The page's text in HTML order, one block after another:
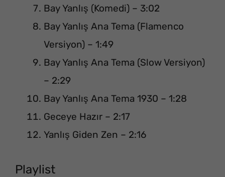
Bay Yanlış (Komedi) – 3:02
Bay Yanlış Ana Tema (Flamenco
Versiyon) – 1:49
Bay Yanlış Ana Tema (Slow Versiyon)
– 2:29
Bay Yanlış Ana Tema 1930 – 1:28
Geceye Hazır – 2:17
Yanlış Giden Zen – 2:16
Playlist